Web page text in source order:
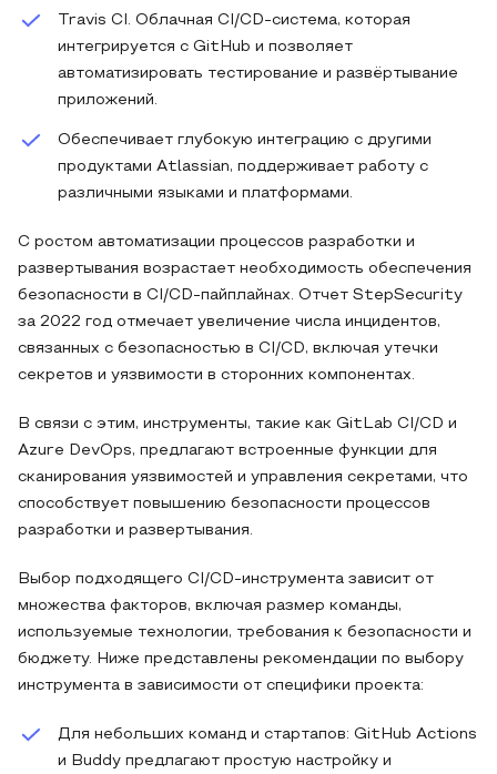
Travis CI. Облачная CI/CD-система, которая
интегрируется с GitHub и позволяет
автоматизировать тестирование и развёртывание
приложений.
Обеспечивает глубокую интеграцию с другими
продуктами Atlassian, поддерживает работу с
различными языками и платформами.
С ростом автоматизации процессов разработки и
развертывания возрастает необходимость обеспечения
безопасности в CI/CD-пайплайнах. Отчет StepSecurity
за 2022 год отмечает увеличение числа инцидентов,
связанных с безопасностью в CI/CD, включая утечки
секретов и уязвимости в сторонних компонентах.
В связи с этим, инструменты, такие как GitLab CI/CD и
Azure DevOps, предлагают встроенные функции для
сканирования уязвимостей и управления секретами, что
способствует повышению безопасности процессов
разработки и развертывания.
Выбор подходящего CI/CD-инструмента зависит от
множества факторов, включая размер команды,
используемые технологии, требования к безопасности и
бюджету. Ниже представлены рекомендации по выбору
инструмента в зависимости от специфики проекта:
Для небольших команд и стартапов: GitHub Actions
и Buddy предлагают простую настройку и